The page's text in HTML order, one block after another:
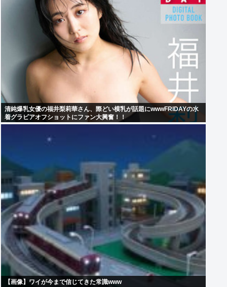
清純爆乳女優の福井梨莉華さん、際どい横乳が話題にwwwFRIDAYの水
着グラビアオフショットにファン大興奮！！
【画像】ワイが今まで信じてきた常識www